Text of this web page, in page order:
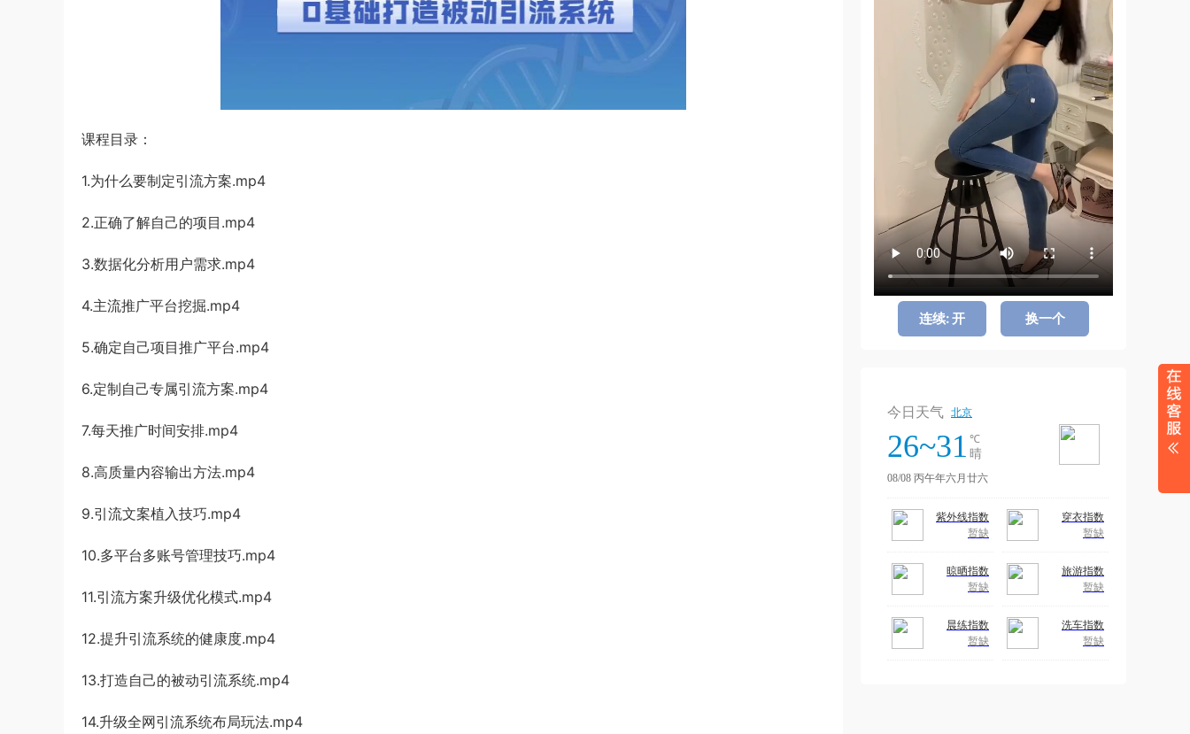
课程目录：
1.为什么要制定引流方案.mp4
2.正确了解自己的项目.mp4
3.数据化分析用户需求.mp4
4.主流推广平台挖掘.mp4
5.确定自己项目推广平台.mp4
6.定制自己专属引流方案.mp4
7.每天推广时间安排.mp4
8.高质量内容输出方法.mp4
9.引流文案植入技巧.mp4
10.多平台多账号管理技巧.mp4
11.引流方案升级优化模式.mp4
12.提升引流系统的健康度.mp4
13.打造自己的被动引流系统.mp4
14.升级全网引流系统布局玩法.mp4
连续: 开 换一个